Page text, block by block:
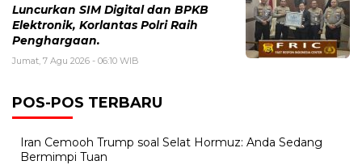
Luncurkan SIM Digital dan BPKB
Elektronik, Korlantas Polri Raih
Penghargaan.
Jumat, 7 Agu 2026 - 06:10 WIB
POS-POS TERBARU
Iran Cemooh Trump soal Selat Hormuz: Anda Sedang
Bermimpi Tuan